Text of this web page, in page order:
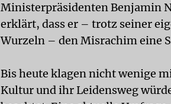
Ministerpräsidenten Benjamin
erklärt, dass er – trotz seiner
Wurzeln – den Misrachim eine
Bis heute klagen nicht wenige
Kultur und ihr Leidensweg